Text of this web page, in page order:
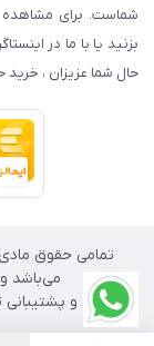
شماست. برای
بزنید یا با ما در
حال شما عزیزان ،
تمامی حقوق
می‌باشد
طراحی و